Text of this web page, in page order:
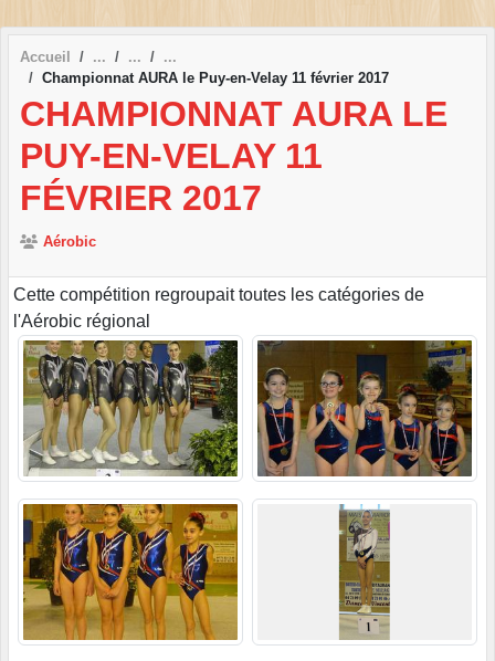
Accueil
Championnat AURA le Puy-en-Velay 11 février 2017
CHAMPIONNAT AURA LE
PUY-EN-VELAY 11
FÉVRIER 2017
Aérobic
Cette compétition regroupait toutes les catégories de
l'Aérobic régional